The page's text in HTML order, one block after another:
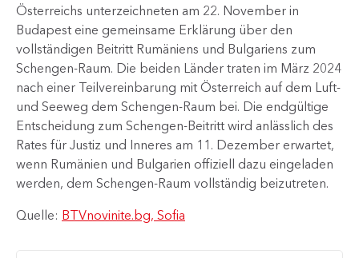
Österreichs unterzeichneten am 22. November in
Budapest eine gemeinsame Erklärung über den
vollständigen Beitritt Rumäniens und Bulgariens zum
Schengen-Raum. Die beiden Länder traten im März 2024
nach einer Teilvereinbarung mit Österreich auf dem Luft-
und Seeweg dem Schengen-Raum bei. Die endgültige
Entscheidung zum Schengen-Beitritt wird anlässlich des
Rates für Justiz und Inneres am 11. Dezember erwartet,
wenn Rumänien und Bulgarien offiziell dazu eingeladen
werden, dem Schengen-Raum vollständig beizutreten.
Quelle: BTVnovinite.bg, Sofia